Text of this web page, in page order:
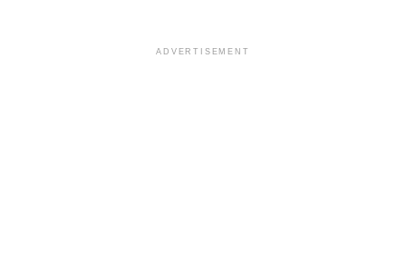
ADVERTISEMENT